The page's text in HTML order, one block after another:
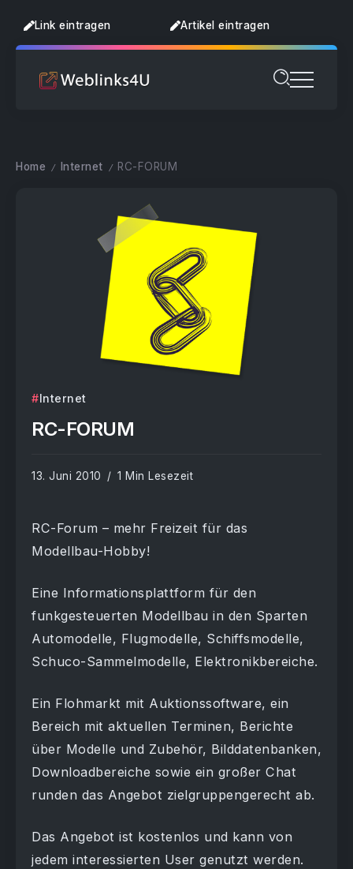
Link eintragen Artikel eintragen
Home / Internet / RC-FORUM
Internet
RC-FORUM
13. Juni 2010 1 Min Lesezeit
RC-Forum – mehr Freizeit für das
Modellbau-Hobby!
Eine Informationsplattform für den
funkgesteuerten Modellbau in den Sparten
Automodelle, Flugmodelle, Schiffsmodelle,
Schuco-Sammelmodelle, Elektronikbereiche.
Ein Flohmarkt mit Auktionssoftware, ein
Bereich mit aktuellen Terminen, Berichte
über Modelle und Zubehör, Bilddatenbanken,
Downloadbereiche sowie ein großer Chat
runden das Angebot zielgruppengerecht ab.
Das Angebot ist kostenlos und kann von
jedem interessierten User genutzt werden.